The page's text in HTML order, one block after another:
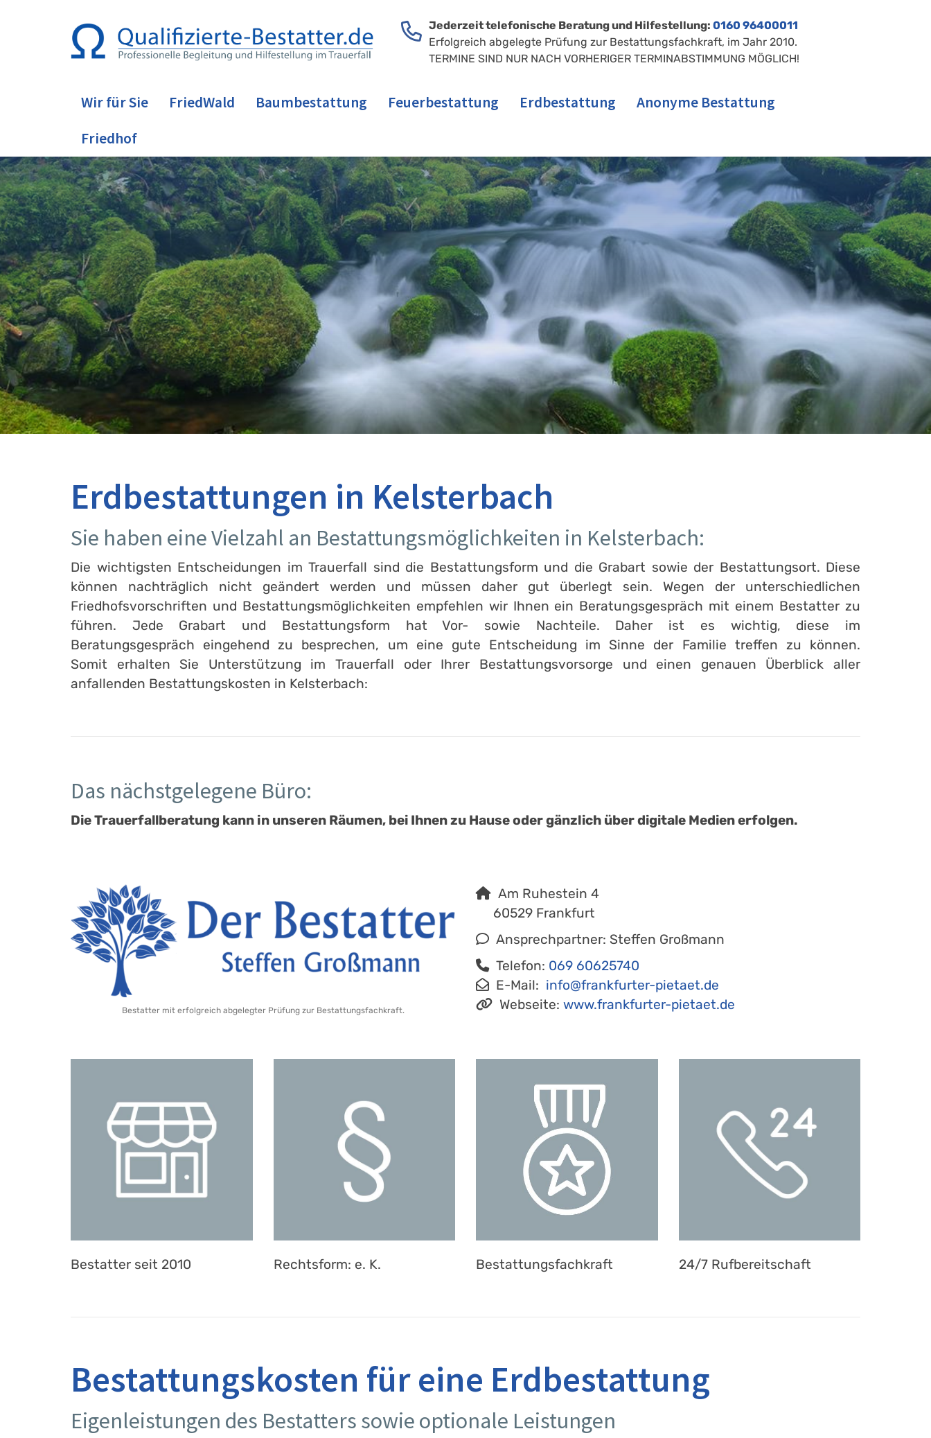
Jederzeit telefonische Beratung und Hilfestellung: 0160 96400011
Erfolgreich abgelegte Prüfung zur Bestattungsfachkraft, im Jahr 2010.
TERMINE SIND NUR NACH VORHERIGER TERMINABSTIMMUNG MÖGLICH!
Wir für Sie FriedWald Baumbestattung Feuerbestattung Erdbestattung
Anonyme Bestattung
Friedhof
Erdbestattungen in Kelsterbach
Sie haben eine Vielzahl an Bestattungsmöglichkeiten in Kelsterbach:
Die wichtigsten Entscheidungen im Trauerfall sind die Bestattungsform und die Grabart sowie der Bestattungsort. Diese
können nachträglich nicht geändert werden und müssen daher gut überlegt sein. Wegen der unterschiedlichen
Friedhofsvorschriften und Bestattungsmöglichkeiten empfehlen wir Ihnen ein Beratungsgespräch mit einem Bestatter zu
führen. Jede Grabart und Bestattungsform hat Vor- sowie Nachteile. Daher ist es wichtig, diese im
Beratungsgespräch eingehend zu besprechen, um eine gute Entscheidung im Sinne der Familie treffen zu können.
Somit erhalten Sie Unterstützung im Trauerfall oder Ihrer Bestattungsvorsorge und einen genauen Überblick aller
anfallenden Bestattungskosten in Kelsterbach:
Das nächstgelegene Büro:
Die Trauerfallberatung kann in unseren Räumen, bei Ihnen zu Hause oder gänzlich über digitale Medien erfolgen.
Bestatter mit erfolgreich abgelegter Prüfung zur Bestattungsfachkraft.
Am Ruhestein 4
60529 Frankfurt
Ansprechpartner: Steffen Großmann
Telefon: 069 60625740
E-Mail: info@frankfurter-pietaet.de
Webseite: www.frankfurter-pietaet.de
Bestatter seit 2010 Rechtsform: e. K. Bestattungsfachkraft 24/7 Rufbereitschaft
Bestattungskosten für eine Erdbestattung
Eigenleistungen des Bestatters sowie optionale Leistungen